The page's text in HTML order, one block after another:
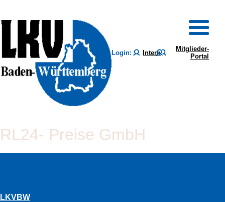
Login: Intern
Mitglieder-
Portal
RL24- Preise GmbH
LKVBW